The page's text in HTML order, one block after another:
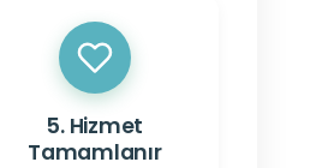
5. Hizmet
Tamamlanır